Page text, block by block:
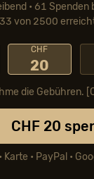
• 61 Spenden
von 2500
CHF
20
die Gebühren.
CHF 20
Karte • PayPal •